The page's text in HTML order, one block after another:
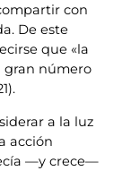
con
De este
que «la
gran número
a la luz
acción
—y crece—